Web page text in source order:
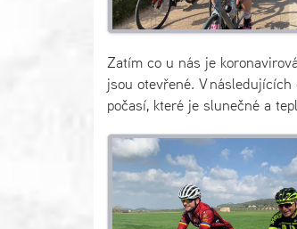
Zatím co u nás je
jsou otevřené. V
počasí, které je slunečné a